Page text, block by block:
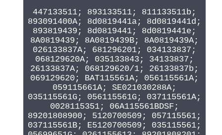
447133511; 893133511; 811133511b;
893091400A; 8d0819441a; 8d0819441d;
893819439; 8d0819441; 8d0819441e;
8A0819439; 8A0819439B; 8A0819439A;
026133837A; 681296201; 034133837;
068129620A; 035133843; 34133837;
26133837A; 068129620/1; 26133837b;
069129620; BAT115561A; 056115561A;
059115661A; SE021030288A;
035115561G; 056115561G; 037115561A;
0028115351; 06A115561BDSF;
89201808900; 5120700509; 057115561;
037115561B; E5120700509; 035115561;